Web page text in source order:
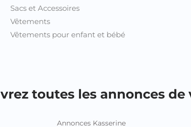
Sacs et Accessoires
Vêtements
Vêtements pour enfant et bébé
toutes les annonces
Annonces Kasserine